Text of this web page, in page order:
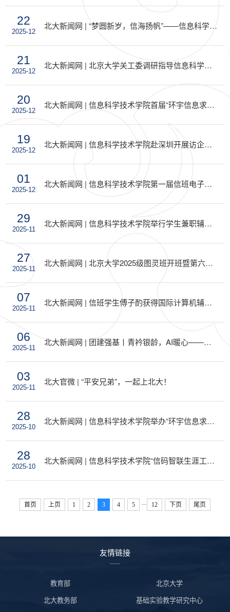
22
2025-12
北大新闻网 | “梦圆新岁，信海扬帆”——信息科学技术学院2026年新年晚会举行
21
2025-12
北大新闻网 | 北京大学关工委调研指导信息科学技术学院关心下一代工作
20
2025-12
北大新闻网 | 信息科学技术学院首届“环宇信息求索奖”颁奖仪式举行
19
2025-12
北大新闻网 | 信息科学技术学院赴深圳开展访企拓岗促就业参访调研活动
01
2025-12
北大新闻网 | 信息科学技术学院第一届信班电子信息技术学术论坛举行
29
2025-11
北大新闻网 | 信息科学技术学院举行学生兼职辅导员党的二十届四中全会精神学习会暨秋季学期工作部署会
27
2025-11
北大新闻网 | 北京大学2025级图灵班开班暨第六届John Hopcroft奖学金颁奖仪式举行
07
2025-11
北大新闻网 | 信班学生傅子酌获得国际计算机辅助设计会议ICCAD 2025 ACM学生科研竞赛冠军
06
2025-11
北大新闻网 | 团建强基丨青衿银龄，AI暖心——信息科学技术学院2022级本科4班团支部创新立项
03
2025-11
北大官微 | “平安兄弟”，一起上北大！
28
2025-10
北大新闻网 | 信息科学技术学院举办“环宇信息求索奖”启动仪式
28
2025-10
北大新闻网 | 信息科学技术学院“信码智联生涯工作室”揭牌仪式暨首届“环宇奖学金”获奖学生座谈会举行
首页 上页 1 2 3 4 5 ... 12 下页 尾页
友情链接
教育部
北京大学
北大教务部
基础实验教学研究中心